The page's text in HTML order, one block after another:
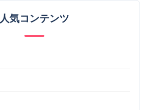
人気コンテンツ